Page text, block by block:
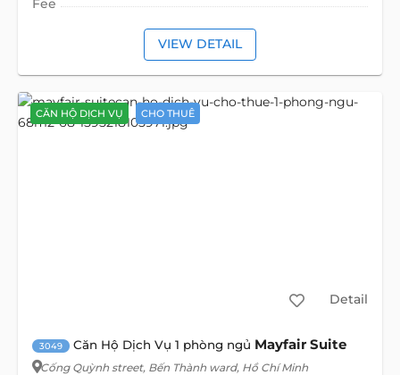
Fee
VIEW DETAIL
CĂN HỘ DỊCH VỤ CHO THUÊ
Detail
3049 Căn Hộ Dịch Vụ 1 phòng ngủ Mayfair Suite
Cống Quỳnh street, Bến Thành ward, Hồ Chí Minh